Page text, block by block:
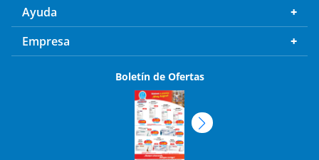
Ayuda
Empresa
Boletín de Ofertas